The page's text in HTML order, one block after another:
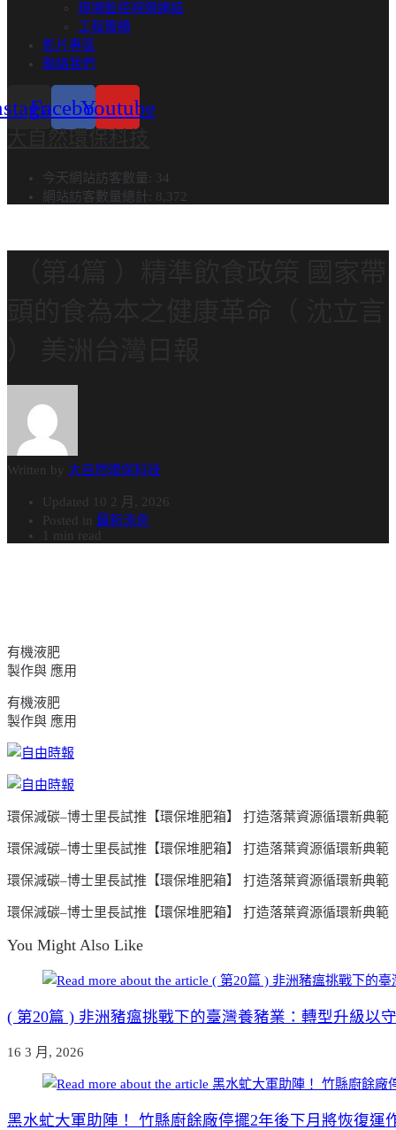
現場監控視頻連結
工程實績​
影片專區
聯絡我們
FacebookYoutube
今天網站訪客數量: 34
網站訪客數量總計: 8,372
Written by 大自然環保科技
Updated 10 2 月, 2026
Posted in 最新消息
1 min read
有機液肥
製作與 應用
有機液肥
製作與 應用
環保減碳–博士里長試推【環保堆肥箱】 打造落葉資源循環新典範
環保減碳–博士里長試推【環保堆肥箱】 打造落葉資源循環新典範
環保減碳–博士里長試推【環保堆肥箱】 打造落葉資源循環新典範
環保減碳–博士里長試推【環保堆肥箱】 打造落葉資源循環新典範
You Might Also Like
( 第20篇 ) 非洲豬瘟挑戰下的臺灣養豬業：轉型升級以
16 3 月, 2026
黑水虻大軍助陣！ 竹縣廚餘廠停擺2年後下月將恢復運